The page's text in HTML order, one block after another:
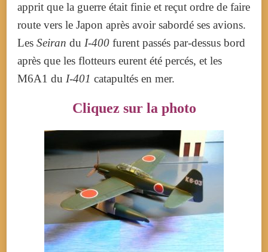
apprit que la guerre était finie et reçut ordre de faire
route vers le Japon après avoir sabordé ses avions.
Les Seiran du I-400 furent passés par-dessus bord
après que les flotteurs eurent été percés, et les
M6A1 du I-401 catapultés en mer.
Cliquez sur la photo